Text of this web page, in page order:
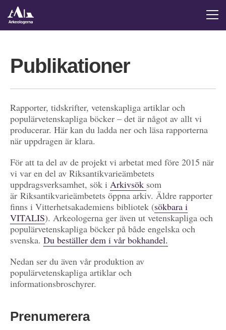
Publikationer
Rapporter, tidskrifter, vetenskapliga artiklar och
populärvetenskapliga böcker – det är något av allt vi
producerar. Här kan du ladda ner och läsa rapporterna
när uppdragen är klara.
För att ta del av de projekt vi arbetat med före 2015 när
vi var en del av Riksantikvarieämbetets
uppdragsverksamhet, sök i Arkivsök som
är Riksantikvarieämbetets öppna arkiv. Äldre rapporter
finns i Vitterhetsakademiens bibliotek (sökbara i
VITALIS). Arkeologerna ger även ut vetenskapliga och
populärvetenskapliga böcker på både engelska och
svenska. Du beställer dem i vår bokhandel.
Nedan ser du även vår produktion av
populärvetenskapliga artiklar och
informationsbroschyrer.
Prenumerera